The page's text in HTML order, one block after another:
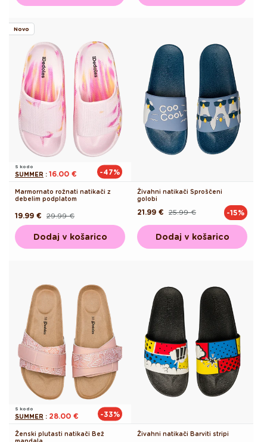
Novo
S kodo
SUMMER : 16.00 € -47%
Marmornato rožnati natikači z
debelim podplatom
Redna
cena
29.99 €
Akcijska
cena
19.99 €
Dodaj v košarico
Živahni natikači Sproščeni
golobi
Redna
25.99 €
Akcijska
21.99 € -15%
Dodaj v košarico
S kodo
SUMMER : 28.00 € -33%
Ženski plutasti natikači Bež
Živahni natikači Barviti stripi